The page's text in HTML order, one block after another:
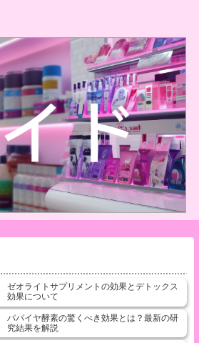
ゼオライトサプリメントの効果とデトックス
効果について
パパイヤ酵素の驚くべき効果とは？最新の研
究結果を解説